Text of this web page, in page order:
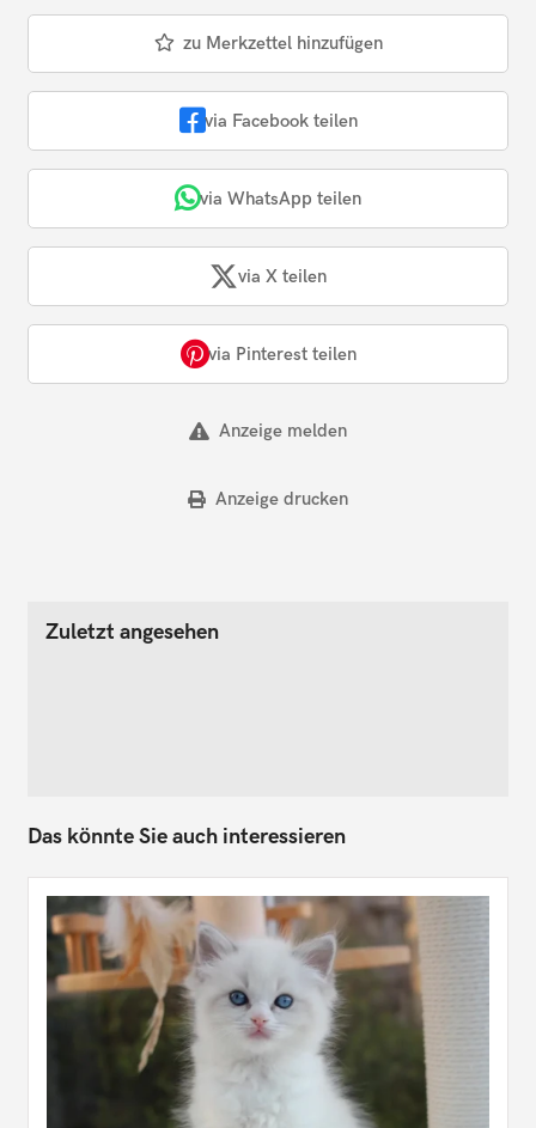
zu Merkzettel hinzufügen
via Facebook teilen
via WhatsApp teilen
via X teilen
via Pinterest teilen
Anzeige melden
Anzeige drucken
Zuletzt angesehen
Das könnte Sie auch interessieren